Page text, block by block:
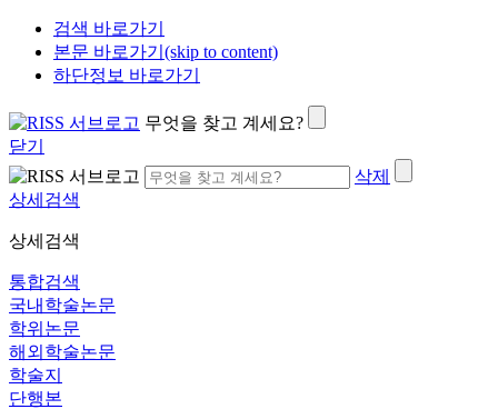
검색 바로가기
본문 바로가기(skip to content)
하단정보 바로가기
무엇을 찾고 계세요?
닫기
삭제
상세검색
상세검색
통합검색
국내학술논문
학위논문
해외학술논문
학술지
단행본